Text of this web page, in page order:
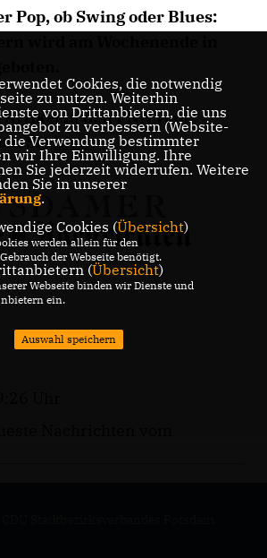
Pop, ob Swing oder Blues:
Artikel in den PNN vom
Siehier.
Cookies, die notwendig
zu nutzen. Weiterhin
von Drittanbietern, die uns
zu verbessern (Website-
Verwendung bestimmter
wir Ihre Einwilligung. Ihre
Sie jederzeit widerrufen. Weitere
Sie in unserer
.
Cookies (Übersicht)
werden allein für den
der Webseite benötigt.
(Übersicht)
Webseite binden wir Dienste und
ein.
Auswahl speichern